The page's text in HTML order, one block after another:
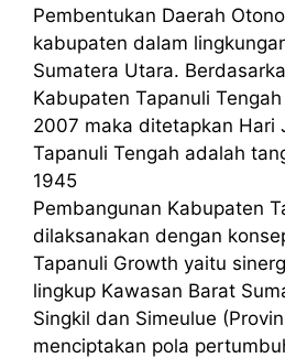
Pembentukan Daerah
kabupaten dalam
Sumatera Utara.
Kabupaten Tapanuli
2007 maka ditetapkan Hari
Tapanuli Tengah adalah
1945
Pembangunan Kabupaten
dilaksanakan dengan
Tapanuli Growth yaitu
lingkup Kawasan Barat
Singkil dan Simeulue
menciptakan pola